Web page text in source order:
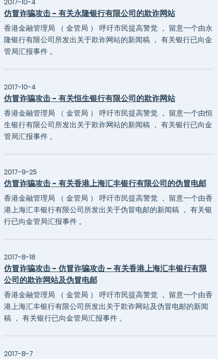
2017-10-4
仿冒诈骗攻击 - 有关永隆银行有限公司的欺诈网站
香港金融管理局 （ 金管局 ） 呼吁市民提高警觉 ， 留意一个由永
隆银行有限公司所发出关于欺诈网站的新闻稿 ， 有关银行已向金
管局汇报事件 。
2017-10-4
仿冒诈骗攻击 - 有关恒生银行有限公司的欺诈网站
香港金融管理局 （ 金管局 ） 呼吁市民提高警觉 ， 留意一个由恒
生银行有限公司所发出关于欺诈网站的新闻稿 ， 有关银行已向金
管局汇报事件 。
2017-9-25
仿冒诈骗攻击 - 有关香港上海汇丰银行有限公司的伪冒电邮
香港金融管理局 （ 金管局 ） 呼吁市民提高警觉 ， 留意一个由香
港上海汇丰银行有限公司所发出关于伪冒电邮的新闻稿 ， 有关银
行已向金管局汇报事件 。
2017-8-18
仿冒诈骗攻击 - 仿冒诈骗攻击 – 有关香港上海汇丰银行有限
公司的欺诈网站及伪冒电邮
香港金融管理局 （ 金管局 ） 呼吁市民提高警觉 ， 留意一个由香
港上海汇丰银行有限公司所发出关于欺诈网站及伪冒电邮的新闻
稿 ， 有关银行已向金管局汇报事件 。
2017-8-7